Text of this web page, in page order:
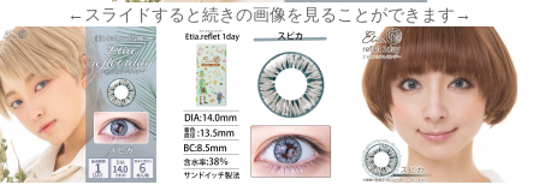
←スライドすると続きの画像を見ることができます→